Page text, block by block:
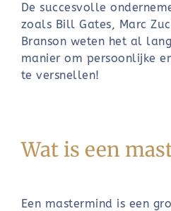
De succesvolle
zoals Bill Gates, Marc
Branson weten het al
manier om persoonlijke
te versnellen!
Wat is een
Een mastermind is een